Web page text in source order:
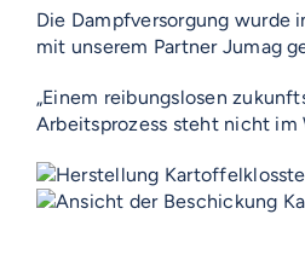
Die Dampfversorgung wurde
mit unserem Partner Jumag
„Einem reibungslosen
Arbeitsprozess steht nicht im